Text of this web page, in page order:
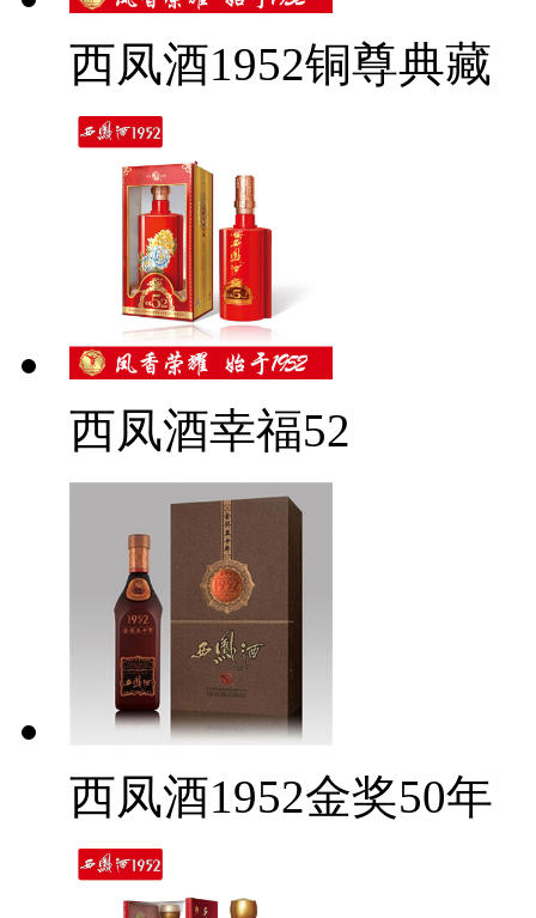
西凤酒1952铜尊典藏
西凤酒幸福52
西凤酒1952金奖50年